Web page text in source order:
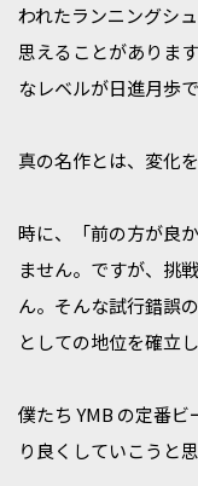
われたランニングシ
思えることがありま
なレベルが日進月歩
真の名作とは、変化
時に、「前の方が良
ません。ですが、挑
ん。そんな試行錯誤
としての地位を確立
僕たち YMB の定番
り良くしていこうと